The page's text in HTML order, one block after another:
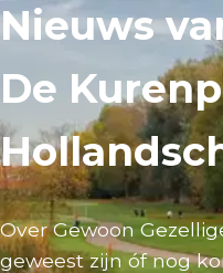
Nieuws
De
Over Gewoon
geweest zijn óf nog